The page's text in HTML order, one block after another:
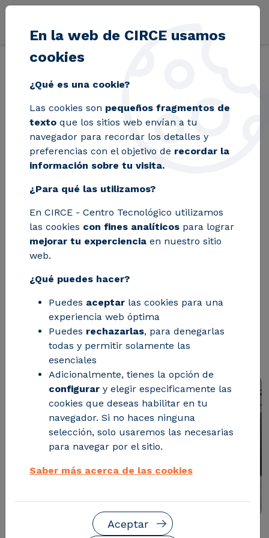
Pasar al contenido principal
Blog Valorización hidrotermal de residuos húmedos:
Valorización
hidrotermal de
residuos húmedos:
de los lodos y algas a
bioproductos
sostenibles
complejos en bioaceites y biocarbón,
reduciendo costes y favoreciendo la
economía circular
En la web de CIRCE usamos
cookies
¿Qué es una cookie?
Las cookies son pequeños fragmentos de
texto que los sitios web envían a tu
navegador para recordar los detalles y
preferencias con el objetivo de recordar la
información sobre tu visita.
¿Para qué las utilizamos?
En CIRCE - Centro Tecnológico utilizamos
las cookies con fines analíticos para lograr
mejorar tu experciencia en nuestro sitio
web.
¿Qué puedes hacer?
Puedes aceptar las cookies para una
experiencia web óptima
Puedes rechazarlas, para denegarlas
todas y permitir solamente las
esenciales
Adicionalmente, tienes la opción de
configurar y elegir especificamente las
cookies que deseas habilitar en tu
navegador. Si no haces ninguna
selección, solo usaremos las necesarias
para navegar por el sitio.
Saber más acerca de las cookies
Aceptar